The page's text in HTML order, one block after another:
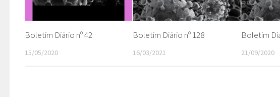
Boletim Diário nº 42
15/05/2020
Boletim Diário nº 128
16/03/2021
Boletim
21/09/2020